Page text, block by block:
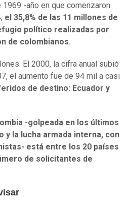
1969 -año en que comenzaron
el 35,8% de las 11 millones de
político realizadas por
de colombianos.
El 2000, la cifra anual subió
el aumento fue de 94 mil a casi
de destino: Ecuador y
-golpeada en los últimos
y la lucha armada interna, con
está entre los 20 países
de solicitantes de